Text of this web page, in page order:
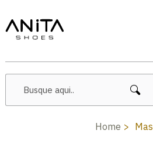
🔥 Lançamentos
Home